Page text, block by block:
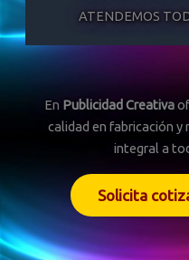
ATENDEMOS
En Publicidad Creativa
calidad en fabricación y
integral a
Solicita